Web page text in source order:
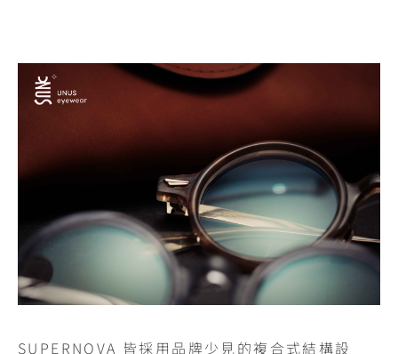
SUPERNOVA 皆採用品牌少見的複合式結構設